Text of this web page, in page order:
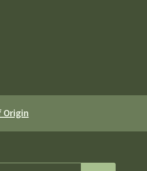
Origin